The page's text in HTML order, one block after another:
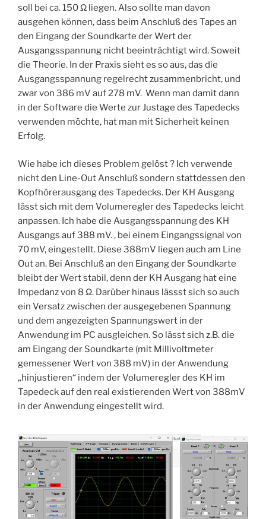
soll bei ca. 150 Ω liegen. Also sollte man davon
ausgehen können, dass beim Anschluß des Tapes an
den Eingang der Soundkarte der Wert der
Ausgangsspannung nicht beeinträchtigt wird. Soweit
die Theorie. In der Praxis sieht es so aus, das die
Ausgangsspannung regelrecht zusammenbricht, und
zwar von 386 mV auf 278 mV. Wenn man damit dann
in der Software die Werte zur Justage des Tapedecks
verwenden möchte, hat man mit Sicherheit keinen
Erfolg.
Wie habe ich dieses Problem gelöst ? Ich verwende
nicht den Line-Out Anschluß sondern stattdessen den
Kopfhörerausgang des Tapedecks. Der KH Ausgang
lässt sich mit dem Volumeregler des Tapedecks leicht
anpassen. Ich habe die Ausgangsspannung des KH
Ausgangs auf 388 mV. , bei einem Eingangssignal von
70 mV, eingestellt. Diese 388mV liegen auch am Line
Out an. Bei Anschluß an den Eingang der Soundkarte
bleibt der Wert stabil, denn der KH Ausgang hat eine
Impedanz von 8 Ω. Darüber hinaus lässst sich so auch
ein Versatz zwischen der ausgegebenen Spannung
und dem angezeigten Spannungswert in der
Anwendung im PC ausgleichen. So lässt sich z.B. die
am Eingang der Soundkarte (mit Millivoltmeter
gemessener Wert von 388 mV) in der Anwendung
„hinjustieren“ indem der Volumeregler des KH im
Tapedeck auf den real existierenden Wert von 388mV
in der Anwendung eingestellt wird.